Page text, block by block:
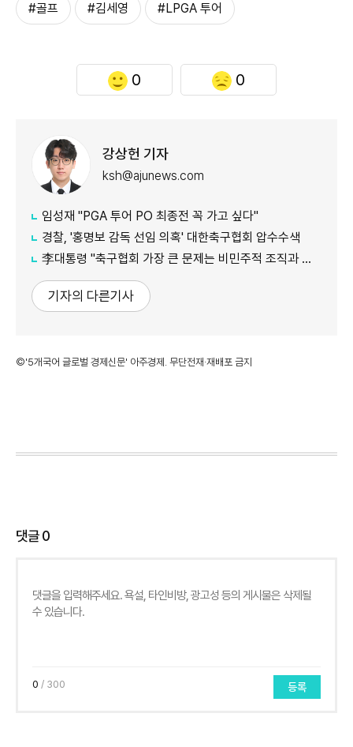
#골프 #김세영 #LPGA 투어
0 0
강상헌 기자
ksh@ajunews.com
임성재 "PGA 투어 PO 최종전 꼭 가고 싶다"
경찰, '홍명보 감독 선임 의혹' 대한축구협회 압수수색
李대통령 "축구협회 가장 큰 문제는 비민주적 조직과 장기집권"
기자의 다른기사
©'5개국어 글로벌 경제신문' 아주경제. 무단전재·재배포 금지
댓글0
0 / 300 등록